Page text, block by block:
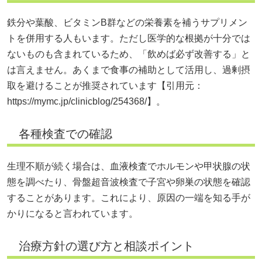
鉄分や葉酸、ビタミンB群などの栄養素を補うサプリメン
トを併用する人もいます。ただし医学的な根拠が十分では
ないものも含まれているため、「飲めば必ず改善する」と
は言えません。あくまで食事の補助として活用し、過剰摂
取を避けることが推奨されています【引用元：
https://mymc.jp/clinicblog/254368/】。
各種検査での確認
生理不順が続く場合は、血液検査でホルモンや甲状腺の状
態を調べたり、骨盤超音波検査で子宮や卵巣の状態を確認
することがあります。これにより、原因の一端を知る手が
かりになると言われています。
治療方針の選び方と相談ポイント